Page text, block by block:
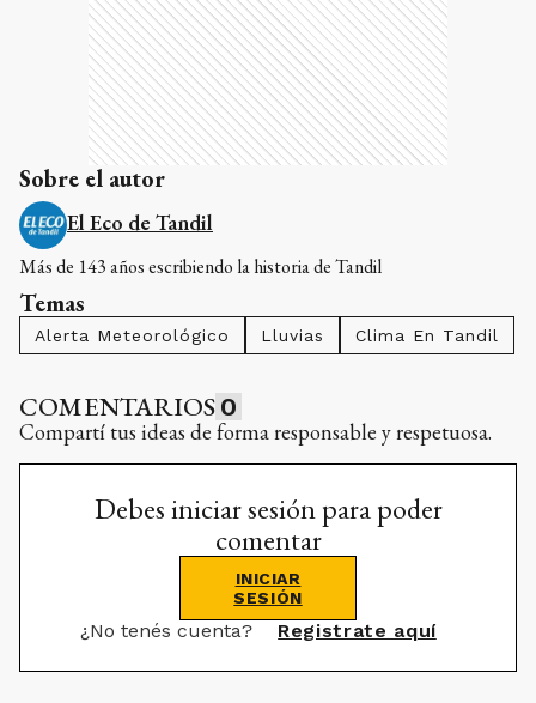
Sobre el autor
El Eco de Tandil
Más de 143 años escribiendo la historia de Tandil
Temas
Alerta Meteorológico Lluvias Clima En Tandil
COMENTARIOS 0
Compartí tus ideas de forma responsable y respetuosa.
Debes iniciar sesión para poder
comentar
INICIAR
SESIÓN
¿No tenés cuenta? Registrate aquí